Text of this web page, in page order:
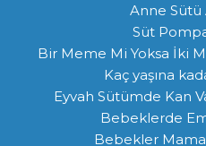
Anne Sütü
Süt
Bir Meme Mi Yoksa İki
Kaç yaşına
Eyvah Sütümde Kan
Bebeklerde
Bebekler